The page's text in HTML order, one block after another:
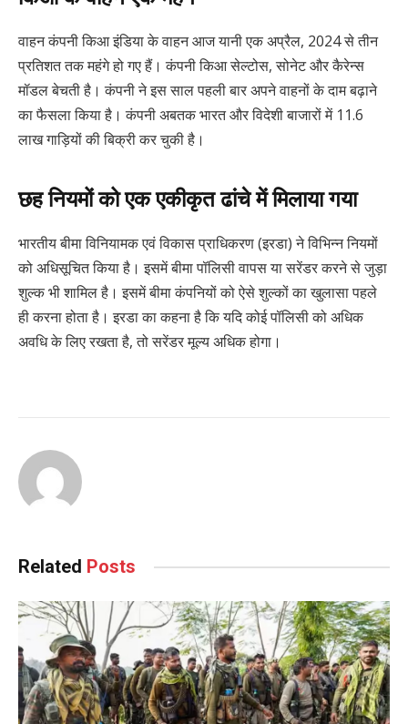
वाहन कंपनी किआ इंडिया के वाहन आज यानी एक अप्रैल, 2024 से तीन
प्रतिशत तक महंगे हो गए हैं। कंपनी किआ सेल्टोस, सोनेट और कैरेन्स
मॉडल बेचती है। कंपनी ने इस साल पहली बार अपने वाहनों के दाम बढ़ाने
का फैसला किया है। कंपनी अबतक भारत और विदेशी बाजारों में 11.6
लाख गाड़ियों की बिक्री कर चुकी है।
छह नियमों को एक एकीकृत ढांचे में मिलाया गया
भारतीय बीमा विनियामक एवं विकास प्राधिकरण (इरडा) ने विभिन्न नियमों
को अधिसूचित किया है। इसमें बीमा पॉलिसी वापस या सरेंडर करने से जुड़ा
शुल्क भी शामिल है। इसमें बीमा कंपनियों को ऐसे शुल्कों का खुलासा पहले
ही करना होता है। इरडा का कहना है कि यदि कोई पॉलिसी को अधिक
अवधि के लिए रखता है, तो सरेंडर मूल्य अधिक होगा।
Related Posts